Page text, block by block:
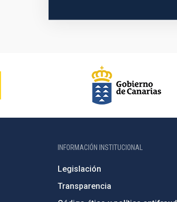
INFORMACIÓN INSTITUCIONAL
Legislación
Transparencia